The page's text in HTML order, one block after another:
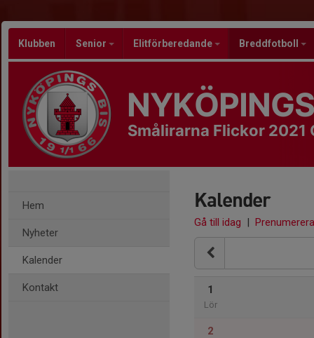
Klubben Senior Elitförberedande Breddfotboll
Smålirarna Flickor 2021
Hem
Nyheter
Kalender
Kontakt
Kalender
Gå till idag | Prenumerera
1
Lör
2